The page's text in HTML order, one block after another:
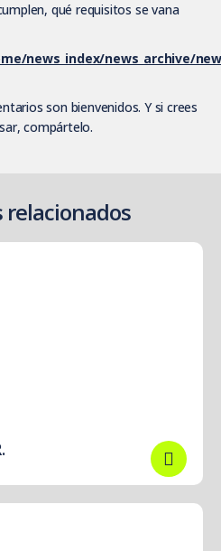
qué requisitos se vana
news_index/news_archive/
son bienvenidos. Y si crees
compártelo.